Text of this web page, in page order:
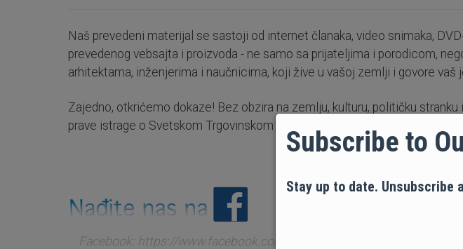
Naš prevedeni materijal se sastoji od internet članaka, video snimaka,
prevedenog vebsajta i proizvoda - ne samo sa prijateljima i porodicom,
arhitektama, inženjerima i naučnicima, koji žive u vašoj zemlji i govore vaš
Zajedno, otkrićemo dokaze! Bez obzira na zemlju, kulturu, političku
prave istrage o Svetskom Trgovinskom Centru.
Facebook: https://www.facebook.com/ae911truthsr
Subscribe to
Stay up to date. Unsubscribe